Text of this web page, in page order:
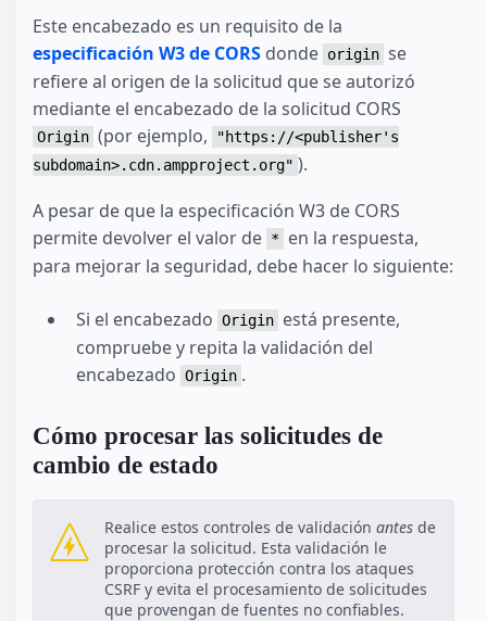
Este encabezado es un requisito de la
especificación W3 de CORS donde origin se
refiere al origen de la solicitud que se autorizó
mediante el encabezado de la solicitud CORS
Origin (por ejemplo,
"https://<publisher's
subdomain>.cdn.ampproject.org" ).
A pesar de que la especificación W3 de CORS
permite devolver el valor de *
en la respuesta,
para mejorar la seguridad, debe hacer lo siguiente:
Si el encabezado Origin está presente,
compruebe y repita la validación del
encabezado Origin .
Cómo procesar las solicitudes de
cambio de estado
Realice estos controles de validación antes de
procesar la solicitud. Esta validación le
proporciona protección contra los ataques
CSRF y evita el procesamiento de solicitudes
que provengan de fuentes no confiables.